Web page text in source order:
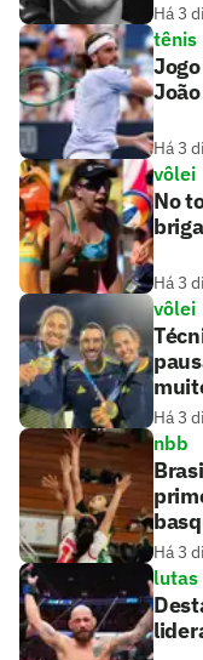
Há 3
tênis
Há 3
vôlei
No
Há 3
vôlei
Há 3
nbb
Há 3
lutas